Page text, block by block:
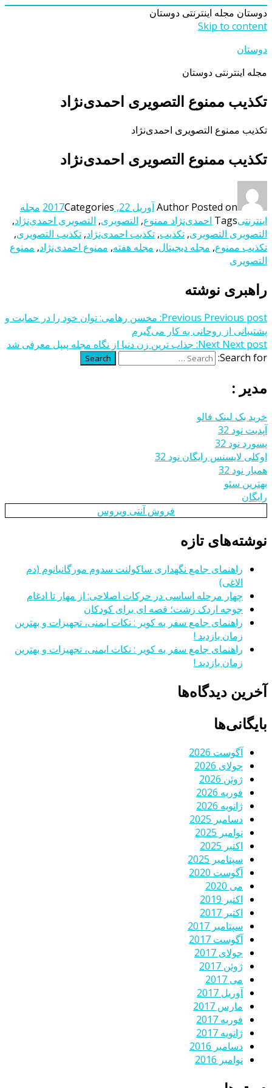
دوستان مجله اینترنتی دوستان
Skip to content
دوستان
مجله اینترنتی دوستان
تکذیب ممنوع التصویری احمدی‌نژاد
تکذیب ممنوع التصویری احمدی‌نژاد
تکذیب ممنوع التصویری احمدی‌نژاد
Author Posted on آوریل 22, 2017 Categories
مجله
اینترنتیTags احمدی‌نژاد ممنوع, التصویری, التصویری احمدی‌نژاد,
التصویری التصویری, تکذیب, تکذیب احمدی‌نژاد, تکذیب التصویری,
تکذیب ممنوع, مجله دیجیتال, مجله هفته, ممنوع احمدی‌نژاد, ممنوع
التصویری
راهبری نوشته
Previous Previous post:
محسن رهامی: توان خود را در حمایت و
پشتیبانی از روحانی به کار می‌گیرم
Next Next post:
جذاب ترین زن دنیا از نگاه مجله پیپل معرفی شد
Search for:
Search
مدیر :
خرید بک لینک فالو
آپدیت نود 32
پسورد نود 32
اوکلی لایسنس رایگان نود 32
همیار نود 32
بهترین سئو
رایگان
فروش آنتی ویروس
نوشته‌های تازه
راهنمای جامع نگهداری ساکولنت سدوم مورگانیانوم (دم
الاغی)
چهار مرحله اساسی در حرکات اصلاحی: از مهار تا ادغام
جوجه اردک زشت؛ قصه ای برای کودکان
راهنمای جامع سفر به کویر : نکات ایمنی، تجهیزات و بهترین
زمان بازدید !
راهنمای جامع سفر به کویر : نکات ایمنی، تجهیزات و بهترین
زمان بازدید !
آخرین دیدگاه‌ها
بایگانی‌ها
آگوست 2026
جولای 2026
ژوئن 2026
فوریه 2026
ژانویه 2026
دسامبر 2025
نوامبر 2025
اکتبر 2025
سپتامبر 2025
آگوست 2020
می 2020
اکتبر 2019
اکتبر 2017
سپتامبر 2017
آگوست 2017
جولای 2017
ژوئن 2017
می 2017
آوریل 2017
مارس 2017
فوریه 2017
ژانویه 2017
دسامبر 2016
نوامبر 2016